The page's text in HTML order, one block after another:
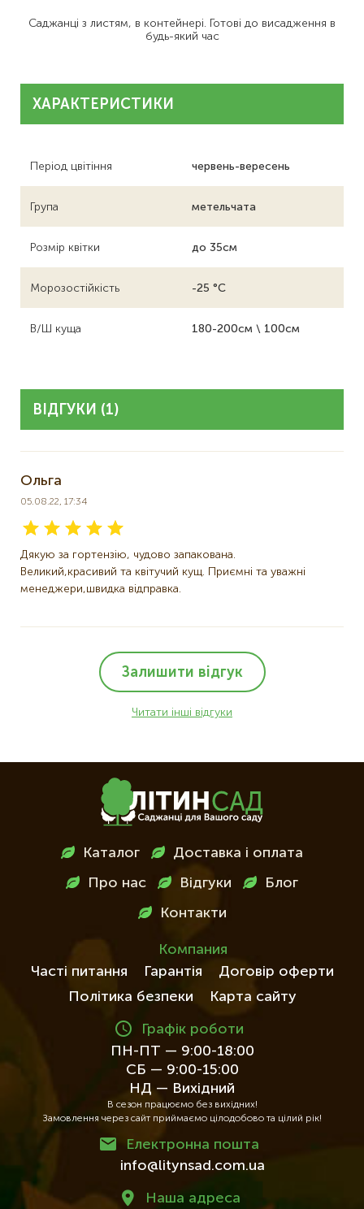
Саджанці з листям, в контейнері. Готові до висадження в
будь-який час
ХАРАКТЕРИСТИКИ
Період цвітіння червень-вересень
Група метельчата
Розмір квітки до 35см
Морозостійкість -25 °C
В/Ш куща 180-200см \ 100см
ВІДГУКИ (1)
Ольга
05.08.22, 17:34
Дякую за гортензію, чудово запакована.
Великий,красивий та квітучий кущ. Приємні та уважні
менеджери,швидка відправка.
Залишити відгук
Читати інші відгуки
Каталог Доставка і оплата
Про нас Відгуки Блог
Контакти
Компания
Часті питання
Гарантія
Договір оферти
Політика безпеки
Карта сайту
Графік роботи
ПН-ПТ — 9:00-18:00
СБ — 9:00-15:00
НД — Вихідний
В сезон працюємо без вихідних!
Замовлення через сайт приймаємо цілодобово та цілий рік!
Електронна пошта
info@litynsad.com.ua
Наша адреса